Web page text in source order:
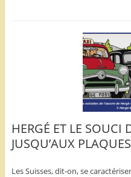
HERGÉ ET LE SOUCI
JUSQU’AUX
Les Suisses, dit-on, se